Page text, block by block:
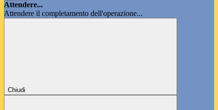
Attendere...
Attendere il completamento dell'operazione...
Chiudi